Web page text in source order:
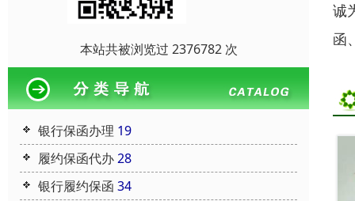
本站共被浏览过 2376782 次
银行保函办理 19
履约保函代办28
银行履约保函 34
诚
函